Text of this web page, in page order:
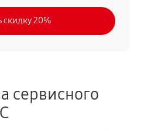
скидку 20%
сервисного